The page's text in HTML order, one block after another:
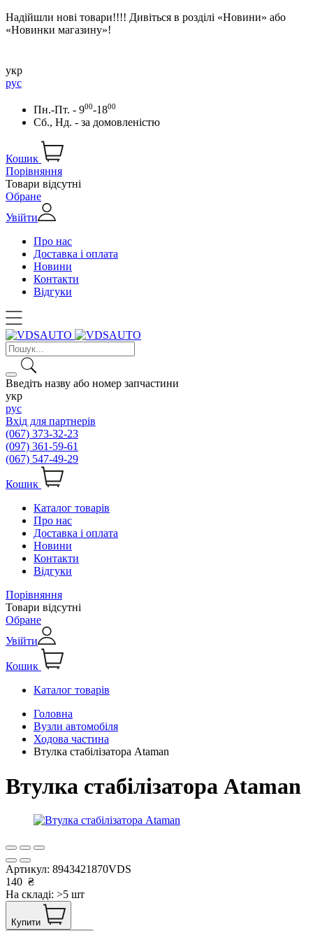
Надійшли нові товари!!!! Дивіться в розділі «Новини» або
«Новинки магазину»!
укр
рус
Пн.-Пт. - 900-1800
Сб., Нд. - за домовленістю
Кошик
Порівняння
Товари відсутні
Обране
Увійти
Про нас
Доставка і оплата
Новини
Контакти
Відгуки
Введіть назву або номер запчастини
укр
рус
Вхід для партнерів
(067) 373-32-23
(097) 361-59-61
(067) 547-49-29
Кошик
Каталог товарів
Про нас
Доставка і оплата
Новини
Контакти
Відгуки
Порівняння
Товари відсутні
Обране
Увійти
Кошик
Каталог товарів
Головна
Вузли автомобіля
Ходова частина
Втулка стабілізатора Ataman
Втулка стабілізатора Ataman
Артикул: 8943421870VDS
140 ₴
На складі: >5 шт
Купити